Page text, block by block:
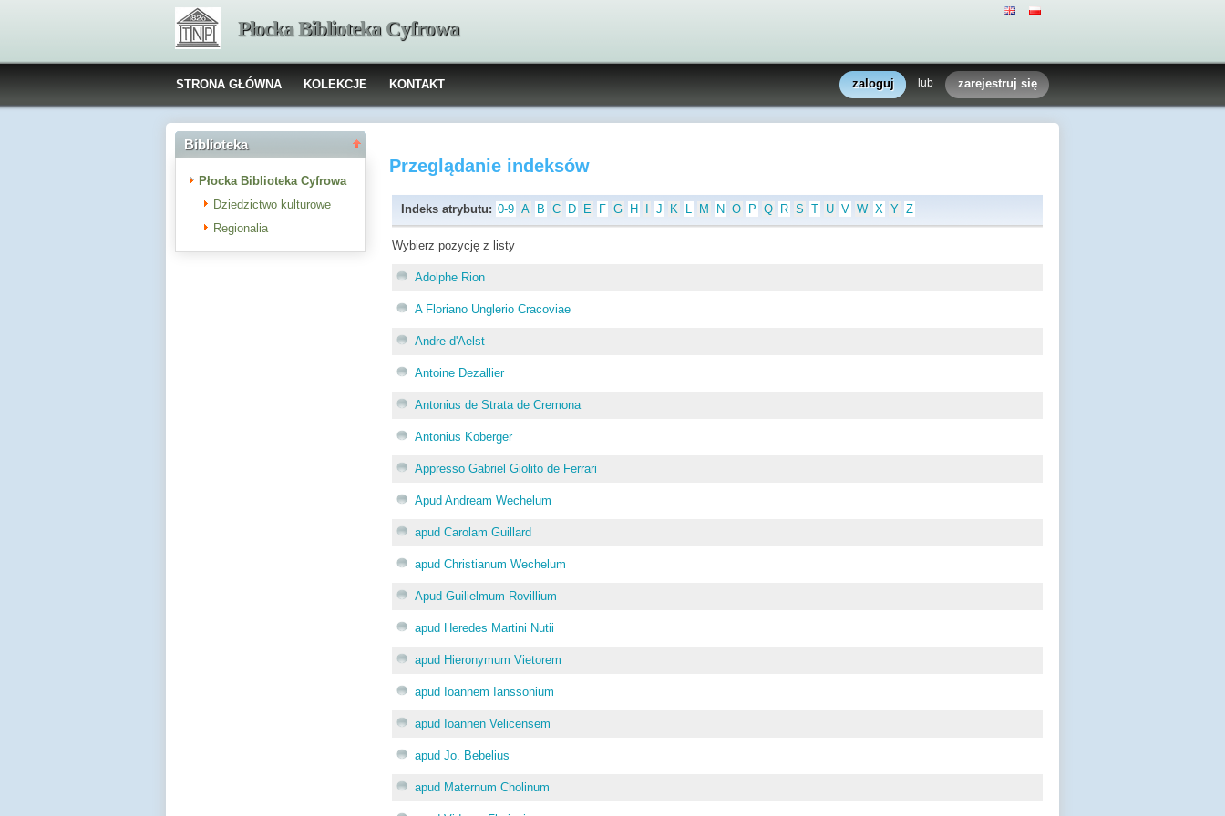
Płocka Biblioteka Cyfrowa
STRONA GŁÓWNA KOLEKCJE KONTAKT zaloguj lub zarejestruj się
Biblioteka
Płocka Biblioteka Cyfrowa
Dziedzictwo kulturowe
Regionalia
Przeglądanie indeksów
Indeks atrybutu: 0-9 A B C D E F G H J K L M N O P Q R S T U V W X Y Z
Wybierz pozycję z listy
Adolphe Rion
A Floriano Unglerio Cracoviae
Andre d'Aelst
Antoine Dezallier
Antonius de Strata de Cremona
Antonius Koberger
Appresso Gabriel Giolito de Ferrari
Apud Andream Wechelum
apud Carolam Guillard
apud Christianum Wechelum
Apud Guilielmum Rovillium
apud Heredes Martini Nutii
apud Hieronymum Vietorem
apud Ioannem Ianssonium
apud Ioannen Velicensem
apud Jo. Bebelius
apud Maternum Cholinum